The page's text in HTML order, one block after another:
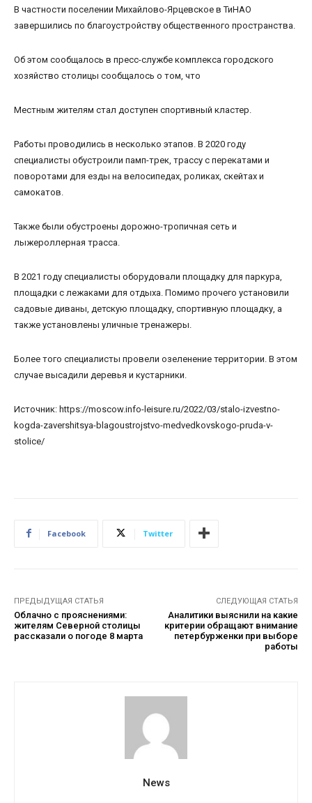
В частности поселении Михайлово-Ярцевское в ТиНАО
завершились по благоустройству общественного пространства.
Об этом сообщалось в пресс-службе комплекса городского
хозяйство столицы сообщалось о том, что
Местным жителям стал доступен спортивный кластер.
Работы проводились в несколько этапов. В 2020 году
специалисты обустроили памп-трек, трассу с перекатами и
поворотами для езды на велосипедах, роликах, скейтах и
самокатов.
Также были обустроены дорожно-тропичная сеть и
лыжероллерная трасса.
В 2021 году специалисты оборудовали площадку для паркура,
площадки с лежаками для отдыха. Помимо прочего установили
садовые диваны, детскую площадку, спортивную площадку, а
также установлены уличные тренажеры.
Более того специалисты провели озеленение территории. В этом
случае высадили деревья и кустарники.
Источник: https://moscow.info-leisure.ru/2022/03/stalo-izvestno-
kogda-zavershitsya-blagoustrojstvo-medvedkovskogo-pruda-v-
stolice/
Facebook Twitter
ПРЕДЫДУЩАЯ СТАТЬЯ
Облачно с прояснениями:
жителям Северной столицы
рассказали о погоде 8 марта
СЛЕДУЮЩАЯ СТАТЬЯ
Аналитики выяснили на какие
критерии обращают внимание
петербурженки при выборе
работы
News